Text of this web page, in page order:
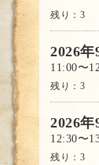
残り： 3
2026年
11:00〜
残り： 3
2026年
12:30〜
残り： 3